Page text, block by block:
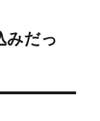
みだっ